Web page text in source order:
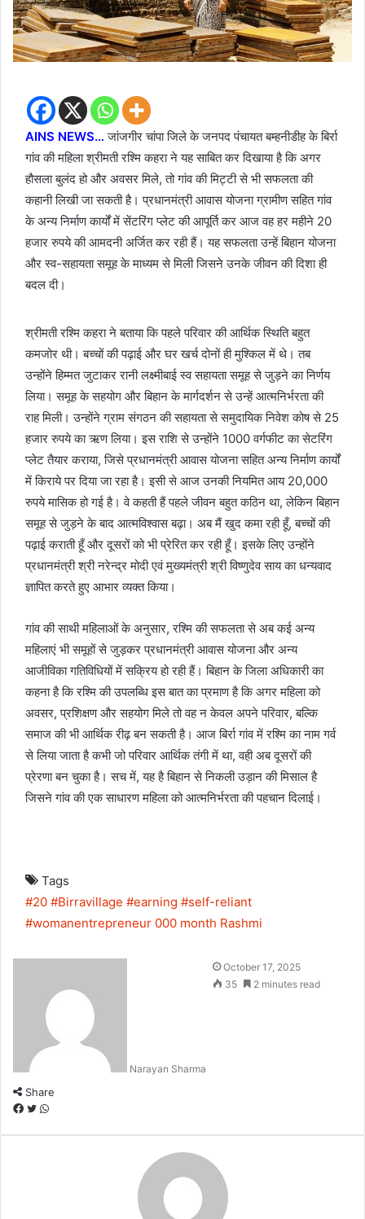
AINS NEWS… जांजगीर चांपा जिले के जनपद पंचायत बम्हनीडीह के बिर्रा
गांव की महिला श्रीमती रश्मि कहरा ने यह साबित कर दिखाया है कि अगर
हौसला बुलंद हो और अवसर मिले, तो गांव की मिट्टी से भी सफलता की
कहानी लिखी जा सकती है। प्रधानमंत्री आवास योजना ग्रामीण सहित गांव
के अन्य निर्माण कार्यों में सेंटरिंग प्लेट की आपूर्ति कर आज वह हर महीने 20
हजार रुपये की आमदनी अर्जित कर रही हैं। यह सफलता उन्हें बिहान योजना
और स्व-सहायता समूह के माध्यम से मिली जिसने उनके जीवन की दिशा ही
बदल दी।
श्रीमती रश्मि कहरा ने बताया कि पहले परिवार की आर्थिक स्थिति बहुत
कमजोर थी। बच्चों की पढ़ाई और घर खर्च दोनों ही मुश्किल में थे। तब
उन्होंने हिम्मत जुटाकर रानी लक्ष्मीबाई स्व सहायता समूह से जुड़ने का निर्णय
लिया। समूह के सहयोग और बिहान के मार्गदर्शन से उन्हें आत्मनिर्भरता की
राह मिली। उन्होंने ग्राम संगठन की सहायता से समुदायिक निवेश कोष से 25
हजार रुपये का ऋण लिया। इस राशि से उन्होंने 1000 वर्गफीट का सेटरिंग
प्लेट तैयार कराया, जिसे प्रधानमंत्री आवास योजना सहित अन्य निर्माण कार्यों
में किराये पर दिया जा रहा है। इसी से आज उनकी नियमित आय 20,000
रुपये मासिक हो गई है। वे कहती हैं पहले जीवन बहुत कठिन था, लेकिन बिहान
समूह से जुड़ने के बाद आत्मविश्वास बढ़ा। अब मैं खुद कमा रही हूँ, बच्चों की
पढ़ाई कराती हूँ और दूसरों को भी प्रेरित कर रही हूँ। इसके लिए उन्होंने
प्रधानमंत्री श्री नरेन्द्र मोदी एवं मुख्यमंत्री श्री विष्णुदेव साय का धन्यवाद
ज्ञापित करते हुए आभार व्यक्त किया।
गांव की साथी महिलाओं के अनुसार, रश्मि की सफलता से अब कई अन्य
महिलाएं भी समूहों से जुड़कर प्रधानमंत्री आवास योजना और अन्य
आजीविका गतिविधियों में सक्रिय हो रही हैं। बिहान के जिला अधिकारी का
कहना है कि रश्मि की उपलब्धि इस बात का प्रमाण है कि अगर महिला को
अवसर, प्रशिक्षण और सहयोग मिले तो वह न केवल अपने परिवार, बल्कि
समाज की भी आर्थिक रीढ़ बन सकती है। आज बिर्रा गांव में रश्मि का नाम गर्व
से लिया जाता है कभी जो परिवार आर्थिक तंगी में था, वही अब दूसरों की
प्रेरणा बन चुका है। सच में, यह है बिहान से निकली उड़ान की मिसाल है
जिसने गांव की एक साधारण महिला को आत्मनिर्भरता की पहचान दिलाई।
Tags
#20 #Birravillage #earning #self-reliant
#womanentrepreneur 000 month Rashmi
Narayan Sharma
October 17, 2025
35
2 minutes read
Share
F T